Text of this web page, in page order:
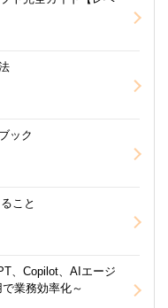
ック
こと
、Copilot、AIエージ
業務効率化～